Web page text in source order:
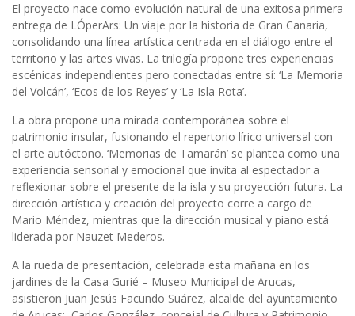
El proyecto nace como evolución natural de una exitosa primera
entrega de LÓperArs: Un viaje por la historia de Gran Canaria,
consolidando una línea artística centrada en el diálogo entre el
territorio y las artes vivas. La trilogía propone tres experiencias
escénicas independientes pero conectadas entre sí: ‘La Memoria
del Volcán’, ‘Ecos de los Reyes’ y ‘La Isla Rota’.
La obra propone una mirada contemporánea sobre el
patrimonio insular, fusionando el repertorio lírico universal con
el arte autóctono. ‘Memorias de Tamarán’ se plantea como una
experiencia sensorial y emocional que invita al espectador a
reflexionar sobre el presente de la isla y su proyección futura. La
dirección artística y creación del proyecto corre a cargo de
Mario Méndez, mientras que la dirección musical y piano está
liderada por Nauzet Mederos.
A la rueda de presentación, celebrada esta mañana en los
jardines de la Casa Gurié – Museo Municipal de Arucas,
asistieron Juan Jesús Facundo Suárez, alcalde del ayuntamiento